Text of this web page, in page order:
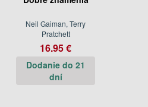
Neil Gaiman, Terry
Pratchett
16.95 €
Dodanie do 21
dní